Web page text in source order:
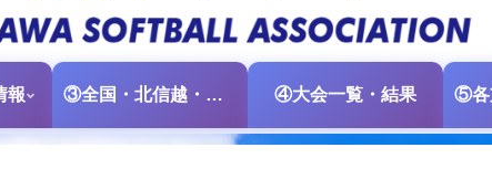
報 ③全国・北信越・中日本大会情報 ④大会一覧・結果